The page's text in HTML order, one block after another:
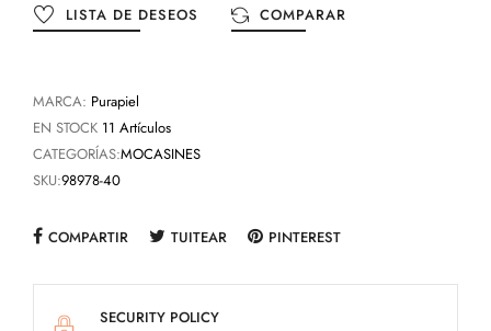
LISTA DE DESEOS COMPARAR
MARCA: Purapiel
EN STOCK 11 Artículos
CATEGORÍAS:MOCASINES
SKU:98978-40
COMPARTIR TUITEAR PINTEREST
SECURITY POLICY